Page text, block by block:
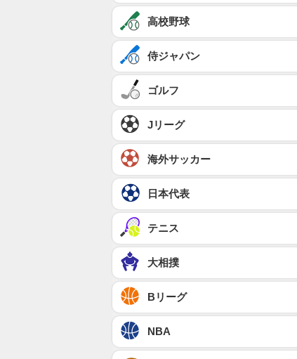
高校野球
侍ジャパン
ゴルフ
Jリーグ
海外サッカー
日本代表
テニス
大相撲
Bリーグ
NBA